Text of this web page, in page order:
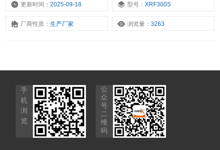
更新时间：2025-09-18 型号：XRF300S
厂商性质：生产厂家 浏览量：3263
手
机
浏
览
公
众
号
二
维
码